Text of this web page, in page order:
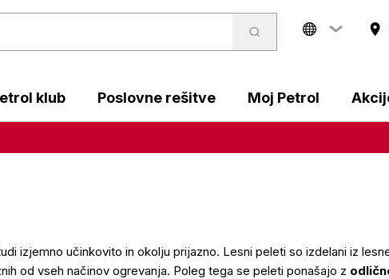
klub Poslovne rešitve Moj Petrol
izjemno učinkovito in okolju prijazno. Lesni peleti so izdelani iz
od vseh načinov ogrevanja. Poleg tega se peleti ponašajo z